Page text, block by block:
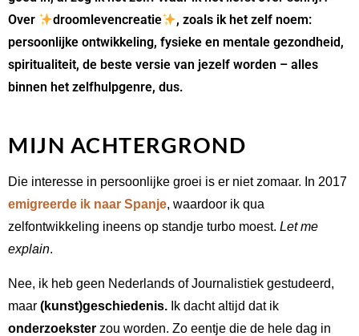
Over
droomlevencreatie
, zoals ik het zelf noem:
persoonlijke ontwikkeling, fysieke en mentale gezondheid,
spiritualiteit, de beste versie van jezelf worden – alles
binnen het zelfhulpgenre, dus.
MIJN ACHTERGROND
Die interesse in persoonlijke groei is er niet zomaar. In 2017
emigreerde ik naar Spanje, waardoor ik qua
zelfontwikkeling ineens op standje turbo moest. Let me
explain.
Nee, ik heb geen Nederlands of Journalistiek gestudeerd,
maar (kunst)geschiedenis. Ik dacht altijd dat ik
onderzoekster zou worden. Zo eentje die de hele dag in